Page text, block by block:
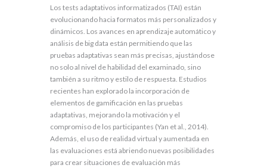
Los tests adaptativos informatizados (TAI) están
evolucionando hacia formatos más personalizados y
dinámicos. Los avances en aprendizaje automático y
análisis de big data están permitiendo que las
pruebas adaptativas sean más precisas, ajustándose
no solo al nivel de habilidad del examinado, sino
también a su ritmo y estilo de respuesta. Estudios
recientes han explorado la incorporación de
elementos de gamificación en las pruebas
adaptativas, mejorando la motivación y el
compromiso de los participantes (Yan et al., 2014).
Además, el uso de realidad virtual y aumentada en
las evaluaciones está abriendo nuevas posibilidades
para crear situaciones de evaluación más